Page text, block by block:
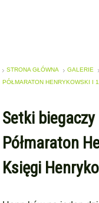
STRONA GŁÓWNA GALERIE
PÓŁMARATON HENRYKOWSKI I
Setki
Półmaraton
Księgi